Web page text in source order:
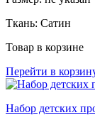
Ткань: Сатин
Товар в корзине
Перейти в
Набор детских